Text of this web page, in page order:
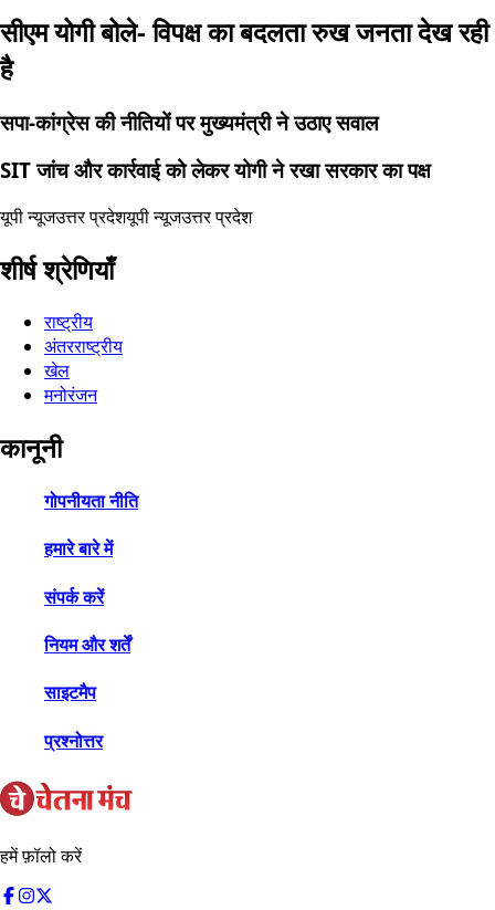
सीएम योगी बोले- विपक्ष का बदलता रुख जनता देख रही
है
सपा-कांग्रेस की नीतियों पर मुख्यमंत्री ने उठाए सवाल
SIT जांच और कार्रवाई को लेकर योगी ने रखा सरकार का पक्ष
यूपी न्यूजउत्तर प्रदेशयूपी न्यूजउत्तर प्रदेश
शीर्ष श्रेणियाँ
राष्ट्रीय
अंतरराष्ट्रीय
खेल
मनोरंजन
कानूनी
गोपनीयता नीति
हमारे बारे में
संपर्क करें
नियम और शर्तें
साइटमैप
प्रश्नोत्तर
हमें फ़ॉलो करें